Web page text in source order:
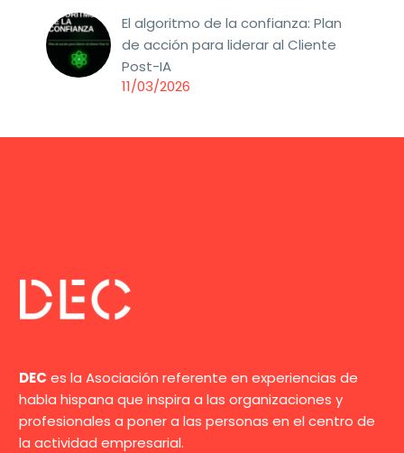
El algoritmo de la confianza: Plan
de acción para liderar al Cliente
Post-IA
11/03/2026
DEC es la Asociación referente en experiencias de
habla hispana que inspira a las organizaciones y
profesionales a poner a las personas en el centro de
la actividad empresarial.